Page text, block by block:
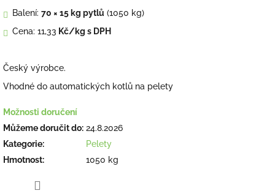
Balení: 70 × 15 kg pytlů (1050 kg)
Cena: 11,33 Kč/kg s DPH
Český výrobce.
Vhodné do automatických kotlů na pelety
Možnosti doručení
Můžeme doručit do: 24.8.2026
Kategorie:
Pelety
Hmotnost: 1050 kg